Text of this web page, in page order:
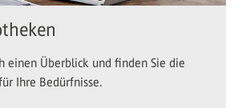
einen Überblick und finden Sie die
Ihre Bedürfnisse.